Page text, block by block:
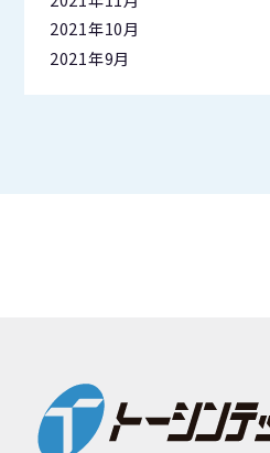
2021年10月
2021年9月